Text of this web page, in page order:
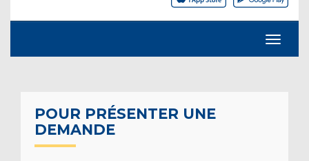
POUR PRÉSENTER UNE
DEMANDE